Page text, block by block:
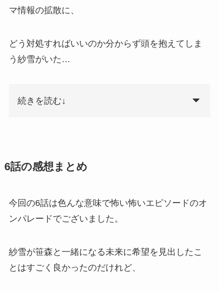
マ情報の拡散に、
どう対処すればいいのか分からず頭を抱えてしま
う紗雪がいた…
続きを読む↓
6話の感想まとめ
今回の6話は色んな意味で怖い怖いエピソードのオ
ンパレードでございました。
紗雪が笹森と一緒になる未来に希望を見出したこ
とはすごく良かったのだけれど、